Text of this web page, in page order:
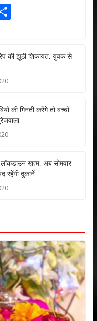
S
e
की झूठी शिकायत, युवक से
की गिनती करेंगे तो बच्चों
लॉकडाउन खत्म, अब सोमवार
रहेंगी दुकानें